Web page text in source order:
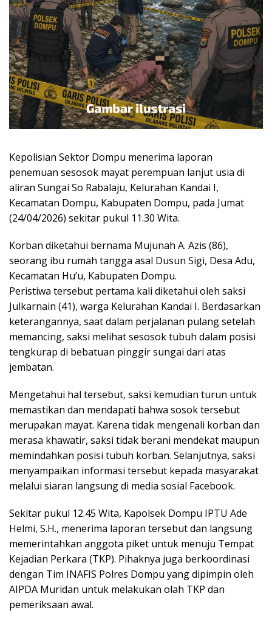
Kepolisian Sektor Dompu menerima laporan
penemuan sesosok mayat perempuan lanjut usia di
aliran Sungai So Rabalaju, Kelurahan Kandai I,
Kecamatan Dompu, Kabupaten Dompu, pada Jumat
(24/04/2026) sekitar pukul 11.30 Wita.
Korban diketahui bernama Mujunah A. Azis (86),
seorang ibu rumah tangga asal Dusun Sigi, Desa Adu,
Kecamatan Hu’u, Kabupaten Dompu.
Peristiwa tersebut pertama kali diketahui oleh saksi
Julkarnain (41), warga Kelurahan Kandai I. Berdasarkan
keterangannya, saat dalam perjalanan pulang setelah
memancing, saksi melihat sesosok tubuh dalam posisi
tengkurap di bebatuan pinggir sungai dari atas
jembatan.
Mengetahui hal tersebut, saksi kemudian turun untuk
memastikan dan mendapati bahwa sosok tersebut
merupakan mayat. Karena tidak mengenali korban dan
merasa khawatir, saksi tidak berani mendekat maupun
memindahkan posisi tubuh korban. Selanjutnya, saksi
menyampaikan informasi tersebut kepada masyarakat
melalui siaran langsung di media sosial Facebook.
Sekitar pukul 12.45 Wita, Kapolsek Dompu IPTU Ade
Helmi, S.H., menerima laporan tersebut dan langsung
memerintahkan anggota piket untuk menuju Tempat
Kejadian Perkara (TKP). Pihaknya juga berkoordinasi
dengan Tim INAFIS Polres Dompu yang dipimpin oleh
AIPDA Muridan untuk melakukan olah TKP dan
pemeriksaan awal.